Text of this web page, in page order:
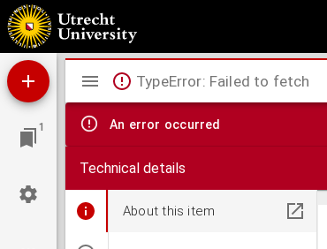
Aanslag van het waterstofmolecuulspectrum door electronen
1
Mirador
viewer
TypeError: Failed to fetch
An error occurred
Technical details
About this item